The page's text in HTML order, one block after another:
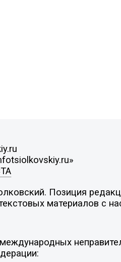
Позиция
материалов с